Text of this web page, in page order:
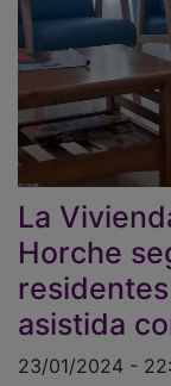
La
Horche
asistida